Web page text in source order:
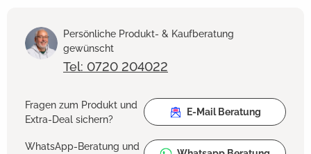
Persönliche Produkt- & Kaufberatung
gewünscht
Tel: 0720 204022
Fragen zum Produkt und
Extra-Deal sichern?
E-Mail Beratung
WhatsApp-Beratung und